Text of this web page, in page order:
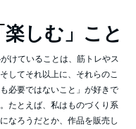
しむ」こと
けていることは、筋トレやス
してそれ以上に、それらのこ
必要ではないこと」が好きで
たとえば、私はものづくり系
なろうだとか、作品を販売し